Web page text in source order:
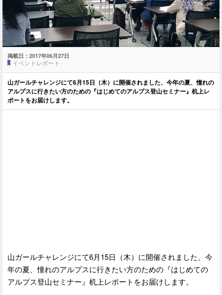
掲載日： 2017年06月27日
イベントレポート
山ガールチャレンジにて6月15日（木）に開催されました、今年の夏、憧れの
アルプスに行きたい方のための『はじめてのアルプス登山セミナー』机上レ
ポートをお届けします。
山ガールチャレンジにて6月15日（木）に開催されました、今
年の夏、憧れのアルプスに行きたい方のための『はじめての
アルプス登山セミナー』机上レポートをお届けします。